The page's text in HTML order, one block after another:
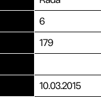
6
179
10.03.2015